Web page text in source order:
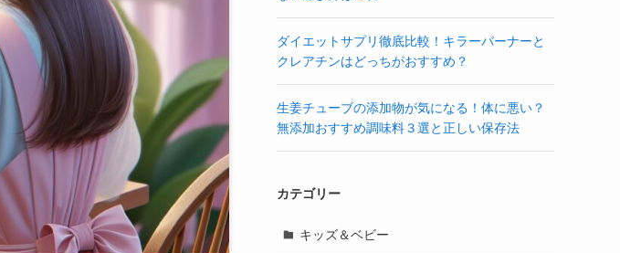
ダイエットサプリ徹底比較！キラーバーナーと
クレアチンはどっちがおすすめ？
生姜チューブの添加物が気になる！体に悪い？
無添加おすすめ調味料３選と正しい保存法
カテゴリー
キッズ＆ベビー